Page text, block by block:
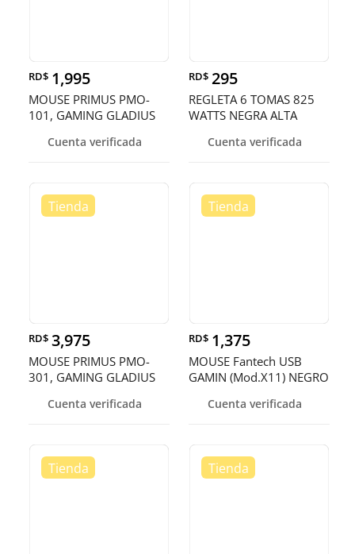
RD$ 1,995
MOUSE PRIMUS PMO-
101, GAMING GLADIUS
BOTONES,
Cuenta verificada
RD$ 295
REGLETA 6 TOMAS 825
WATTS NEGRA ALTA
Cuenta verificada
RD$ 3,975
MOUSE PRIMUS PMO-
301, GAMING GLADIUS
BOTONES, VELOCIDAD
Cuenta verificada
RD$ 1,375
MOUSE Fantech USB
GAMIN (Mod.X11) NEGRO
ALTO NIVEL DE JUEGO
Cuenta verificada